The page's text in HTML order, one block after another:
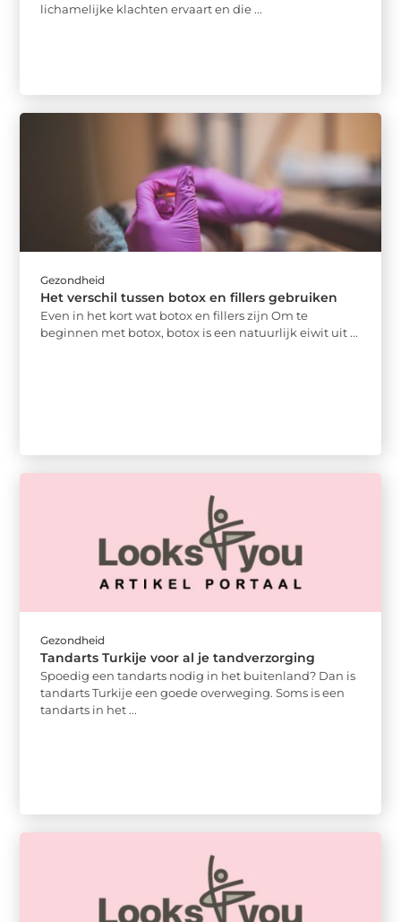
lichamelijke klachten ervaart en die ...
Gezondheid
Het verschil tussen botox en fillers gebruiken
Even in het kort wat botox en fillers zijn Om te
beginnen met botox, botox is een natuurlijk eiwit uit ...
Gezondheid
Tandarts Turkije voor al je tandverzorging
Spoedig een tandarts nodig in het buitenland? Dan is
tandarts Turkije een goede overweging. Soms is een
tandarts in het ...